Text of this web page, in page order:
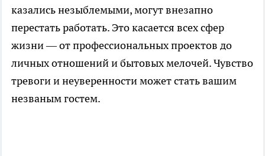
казались незыблемыми, могут внезапно
перестать работать. Это касается всех сфер
жизни — от профессиональных проектов до
личных отношений и бытовых мелочей. Чувство
тревоги и неуверенности может стать вашим
незваным гостем.